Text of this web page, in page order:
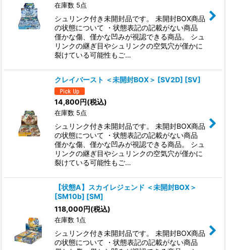
在庫数 5点
シュリンク付き未開封品です。 未開封BOX商品
の状態について ・状態表記の記載がない商品
僅かな傷、僅かな凹みが視認できる商品。 シュ
リンクの継ぎ目やシュリンクの空気穴が僅かに
裂けている可能性もご…
クレイバースト ＜未開封BOX＞ [SV2D] [SV]
14,800円(税込)
在庫数 5点
シュリンク付き未開封品です。 未開封BOX商品
の状態について ・状態表記の記載がない商品
僅かな傷、僅かな凹みが視認できる商品。 シュ
リンクの継ぎ目やシュリンクの空気穴が僅かに
裂けている可能性もご…
【状態A】スカイレジェンド ＜未開封BOX＞
[SM10b] [SM]
118,000円(税込)
在庫数 1点
シュリンク付き未開封品です。 未開封BOX商品
の状態について ・状態表記の記載がない商品